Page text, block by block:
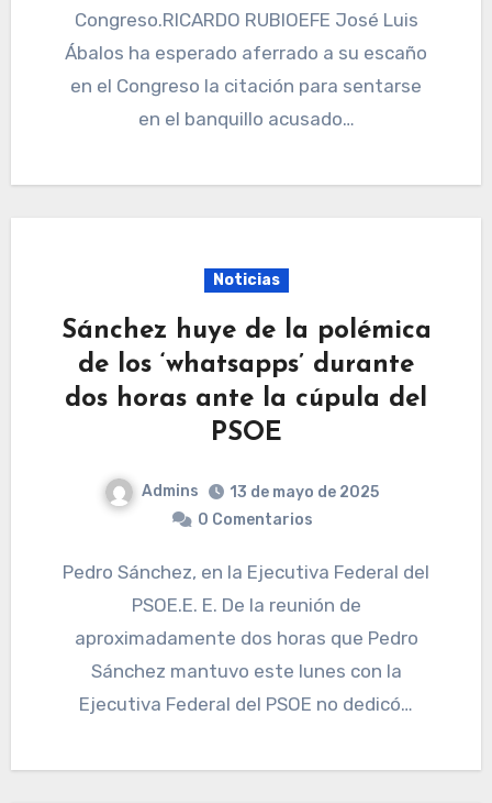
Congreso.RICARDO RUBIOEFE José Luis
Ábalos ha esperado aferrado a su escaño
en el Congreso la citación para sentarse
en el banquillo acusado…
Noticias
Sánchez huye de la polémica
de los ‘whatsapps’ durante
dos horas ante la cúpula del
PSOE
Admins
13 de mayo de 2025
0 Comentarios
Pedro Sánchez, en la Ejecutiva Federal del
PSOE.E. E. De la reunión de
aproximadamente dos horas que Pedro
Sánchez mantuvo este lunes con la
Ejecutiva Federal del PSOE no dedicó…